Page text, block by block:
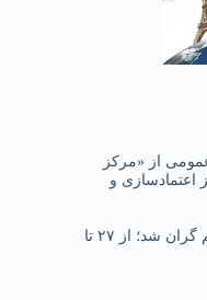
از «مرکز
اعتمادسازی و
چند قلم داروی دیگر هم گران شد؛ از ۲۷ تا